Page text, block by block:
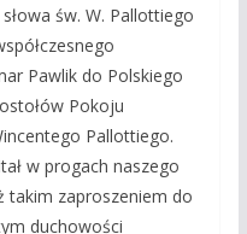
św. W. Pallottiego
Pawlik do Polskiego
Pokoju
Pallottiego.
w progach naszego
takim zaproszeniem do
duchowości